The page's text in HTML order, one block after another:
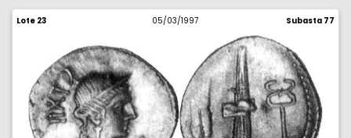
Lote 23 05/03/1997 Subasta 77